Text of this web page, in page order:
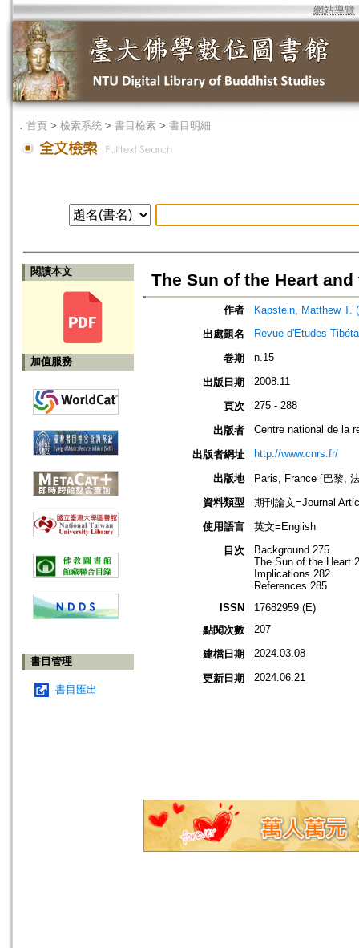
網站導覽
． 首頁 > 檢索系統 > 書目檢索 > 書目明細
閱讀本文
加值服務
書目管理
書目匯出
The Sun of the Heart
作者
Kapstein, Matthew T.
出處題名
Revue d'Etudes
卷期 n.15
出版日期 2008.11
頁次 275 - 288
出版者 Centre national de la
出版者網址 http://www.cnrs.fr/
出版地
Paris, France [巴黎,
資料類型
期刊論文=Journal
使用語言
英文=English
目次
Background 275
The Sun of the Heart
Implications 282
References 285
ISSN
17682959 (E)
點閱次數
207
建檔日期 2024.03.08
更新日期 2024.06.21